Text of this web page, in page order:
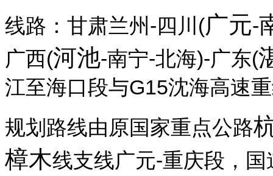
线路：甘肃兰州-四川(广元-
广西(河池-南宁-北海)-广东(
江至海口段与G15沈海高速
规划路线由原国家重点公路
樟木线支线广元-重庆段，